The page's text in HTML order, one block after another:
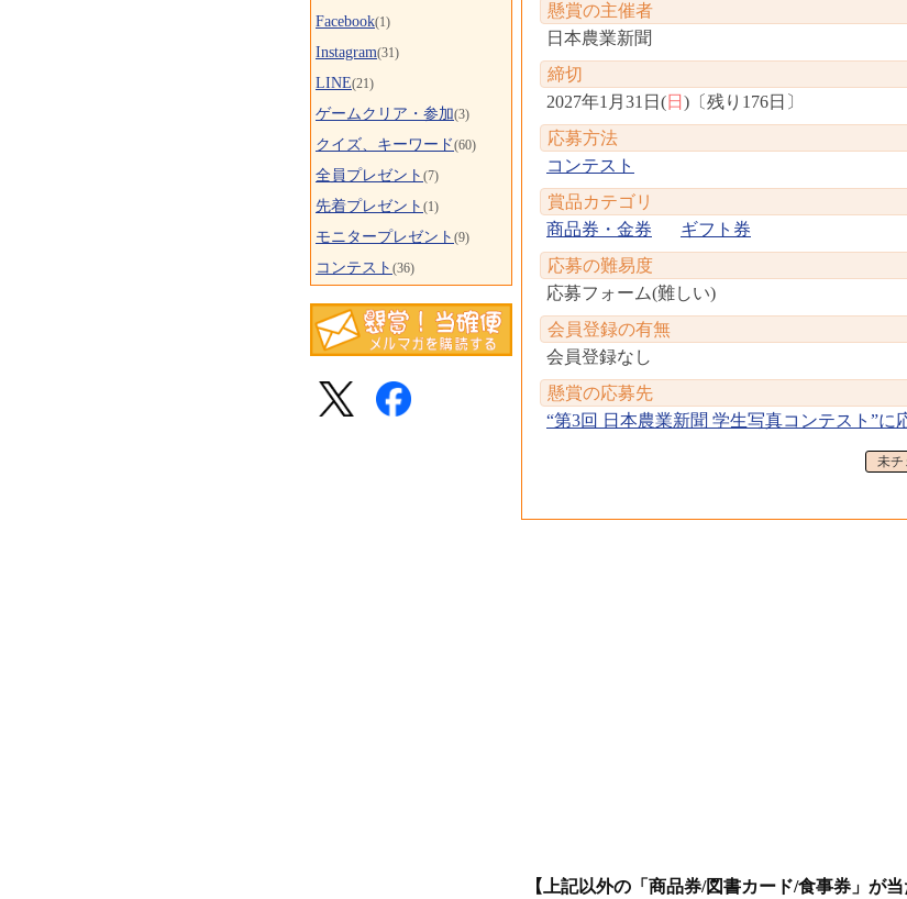
懸賞の主催者
日本農業新聞
締切
2027年1月31日(日 ) 〔残り176日 〕
応募方法
コンテスト
賞品カテゴリ
商品券・金券
ギフト券
応募の難易度
応募フォーム(難しい)
会員登録の有無
会員登録なし
懸賞の応募先
“第3回 日本農業新聞 学生写真コンテスト”に
未チ
【上記以外の「商品券/図書カード/食事券」が当
Facebook(1)
Instagram(31)
LINE(21)
ゲームクリア・参加(3)
クイズ、キーワード(60)
全員プレゼント (7)
先着プレゼント (1)
モニタープレゼント (9)
コンテスト (36)